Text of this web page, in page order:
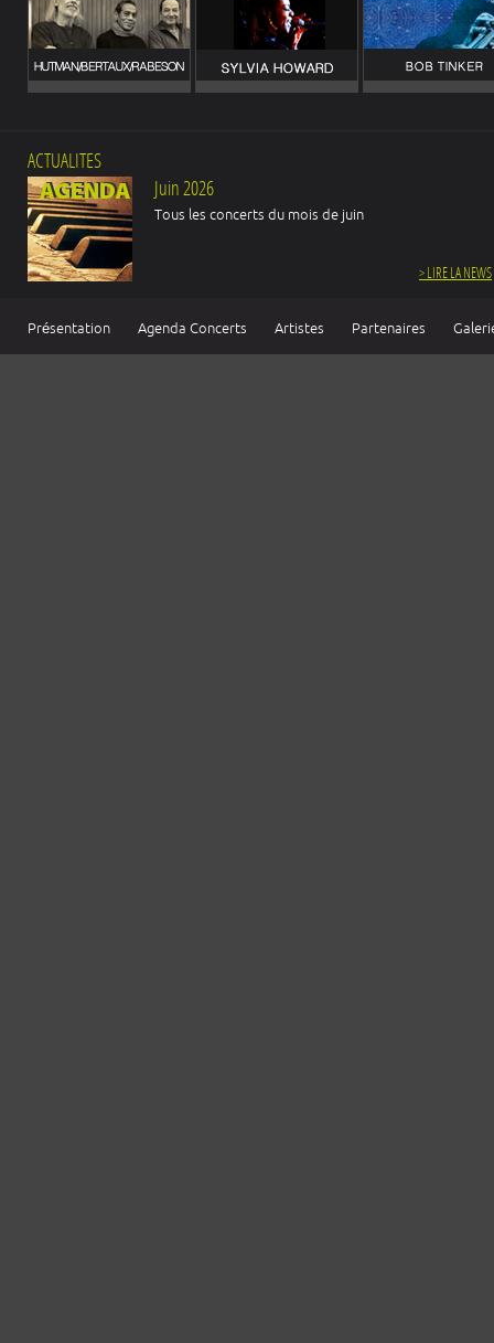
ACTUALITES
Juin 2026
Tous les concerts du mois de juin
> LIRE LA NEWS
Présentation Agenda Concerts Artistes Partenaires